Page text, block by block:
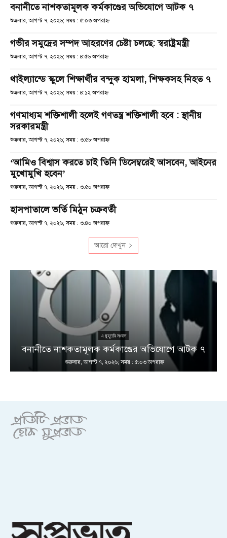
বনানীতে নাশকতামূলক কর্মকাণ্ডের অভিযোগে আটক ৭
শুক্রবার, আগস্ট ৭, ২০২৬; সময় : ৫:০৩ অপরাহ্ণ
গভীর সমুদ্রের সম্পদ আহরণের চেষ্টা চলছে: স্বরাষ্ট্রমন্ত্রী
শুক্রবার, আগস্ট ৭, ২০২৬; সময় : ৪:৫৬ অপরাহ্ণ
থাইল্যান্ডে স্কুলে শিক্ষার্থীর বন্দুক হামলা, শিক্ষকসহ নিহত ৭
শুক্রবার, আগস্ট ৭, ২০২৬; সময় : ৪:১২ অপরাহ্ণ
গণমাধ্যম শক্তিশালী হলেই গণতন্ত্র শক্তিশালী হবে : স্থানীয়
সরকারমন্ত্রী
শুক্রবার, আগস্ট ৭, ২০২৬; সময় : ৩:৫৮ অপরাহ্ণ
‘আমিও বিশ্বাস করতে চাই তিনি ডিসেম্বরেই আসবেন, আইনের
মুখোমুখি হবেন’
শুক্রবার, আগস্ট ৭, ২০২৬; সময় : ৩:৫০ অপরাহ্ণ
হাসপাতালে ভর্তি মিঠুন চক্রবর্তী
শুক্রবার, আগস্ট ৭, ২০২৬; সময় : ৩:৪০ অপরাহ্ণ
আরো দেখুন
এ মুহূর্তের সংবাদ
বনানীতে নাশকতামূলক কর্মকাণ্ডের অভিযোগে আটক ৭
শুক্রবার, আগস্ট ৭, ২০২৬; সময় : ৫:০৩ অপরাহ্ণ